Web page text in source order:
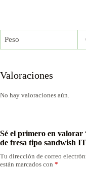
Peso
Valoraciones
No hay valoraciones aún.
Sé el primero en valorar
de fresa tipo sandwish
Tu dirección de correo
están marcados con *